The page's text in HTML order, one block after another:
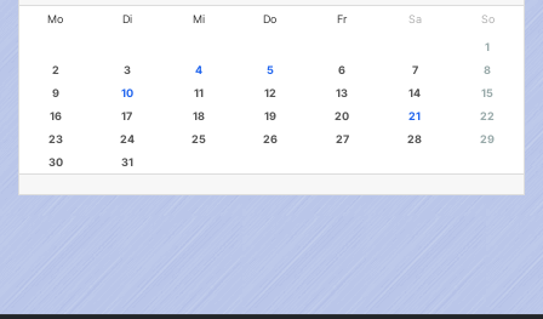
Mo Di Mi Do Fr Sa So
1
2
3 4 5 6 7
8
9
10 11 12 13 14
15
16
17 18 19 20 21
22
23
24 25 26 27 28
29
30
31